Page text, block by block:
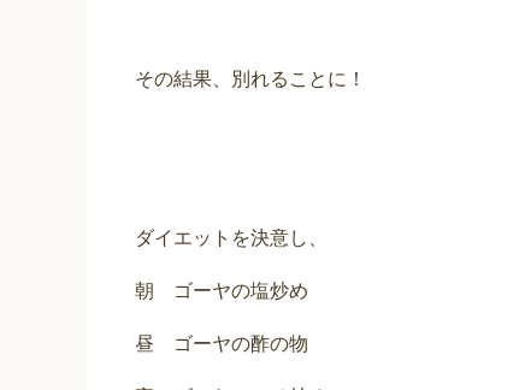
その結果、別れることに！
ダイエットを決意し、
朝 ゴーヤの塩炒め
昼 ゴーヤの酢の物